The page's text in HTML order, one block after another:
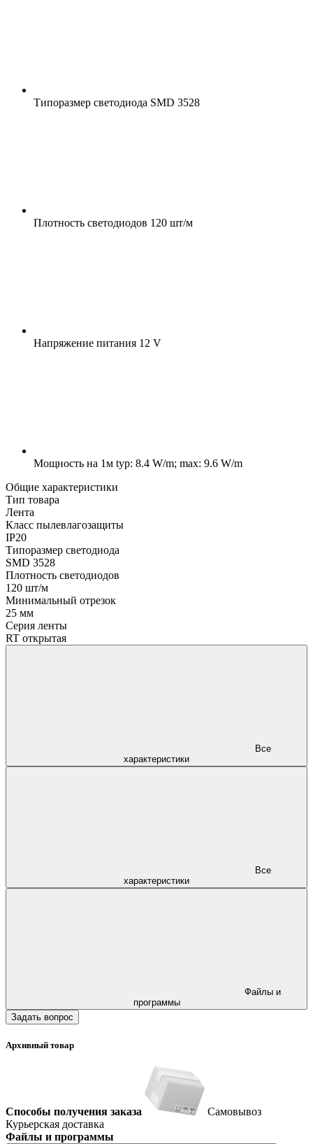
Типоразмер светодиода SMD 3528
Плотность светодиодов 120 шт/м
Напряжение питания 12 V
Мощность на 1м typ: 8.4 W/m; max: 9.6 W/m
Общие характеристики
Тип товара
Лента
Класс пылевлагозащиты
IP20
Типоразмер светодиода
SMD 3528
Плотность светодиодов
120 шт/м
Минимальный отрезок
25 мм
Серия ленты
RT открытая
характеристики
характеристики
программы
Задать вопрос
Архивный товар
Способы получения заказа
Самовывоз
Курьерская доставка
Файлы и программы